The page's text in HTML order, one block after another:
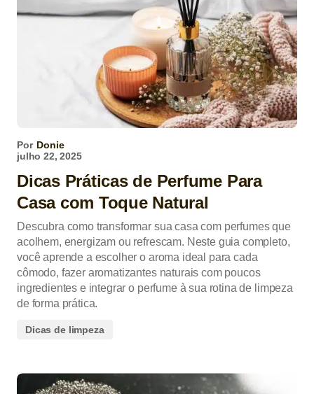
Por Donie
julho 22, 2025
Dicas Práticas de Perfume Para
Casa com Toque Natural
Descubra como transformar sua casa com perfumes que
acolhem, energizam ou refrescam. Neste guia completo,
você aprende a escolher o aroma ideal para cada
cômodo, fazer aromatizantes naturais com poucos
ingredientes e integrar o perfume à sua rotina de limpeza
de forma prática.
Dicas de limpeza